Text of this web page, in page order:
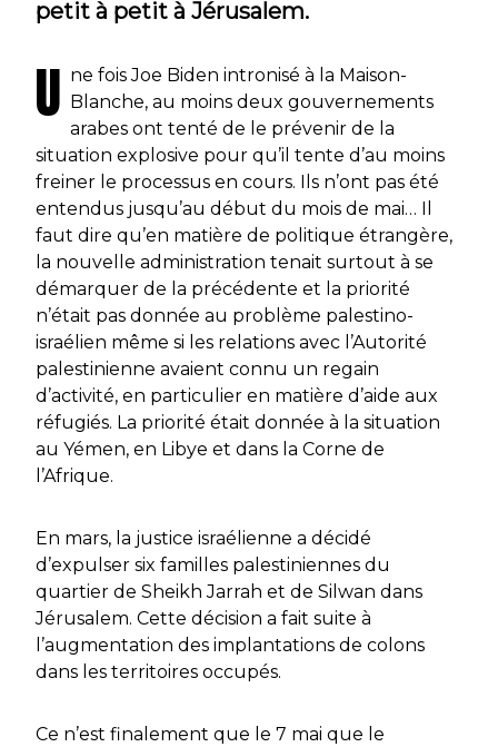
petit à petit à Jérusalem.
U ne fois Joe Biden intronisé à la Maison-
Blanche, au moins deux gouvernements
arabes ont tenté de le prévenir de la
situation explosive pour qu’il tente d’au moins
freiner le processus en cours. Ils n’ont pas été
entendus jusqu’au début du mois de mai… Il
faut dire qu’en matière de politique étrangère,
la nouvelle administration tenait surtout à se
démarquer de la précédente et la priorité
n’était pas donnée au problème palestino-
israélien même si les relations avec l’Autorité
palestinienne avaient connu un regain
d’activité, en particulier en matière d’aide aux
réfugiés. La priorité était donnée à la situation
au Yémen, en Libye et dans la Corne de
l’Afrique.
En mars, la justice israélienne a décidé
d’expulser six familles palestiniennes du
quartier de Sheikh Jarrah et de Silwan dans
Jérusalem. Cette décision a fait suite à
l’augmentation des implantations de colons
dans les territoires occupés.
Ce n’est finalement que le 7 mai que le